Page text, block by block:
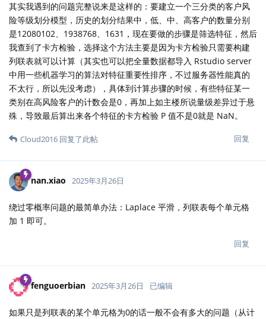
其实我遇到的问题完整说来是这样的：要建立一个三分类的客户风
险等级划分模型，历史的划分结果中，低、中、高客户的数量分别
是12080102、1938768、1631，现在要做的步骤是筛选特征，然后
我查到了卡方检验，选择这个方法主要是因为卡方检验只需要构建
列联表就可以计算（其实也可以把全量数据都导入 Rstudio server
中用一些机器学习的算法对特征重要性排序，不过服务器性能真的
不太行，所以先没考虑），具体到计算步骤的时候，有些特征某一
类别在高风险客户的计数会是0，再加上如主楼所说量级差异过于悬
殊，导致最后算出来各个特征的卡方检验 P 值不是0就是 NaN。
回复
Cloud2016 回复了此帖
nan.xiao 2025年3月26日
绕过零概率问题的最简单办法：Laplace 平滑，列联表每个单元格
加 1 即可。
回复
fenguoerbian 2025年3月26日 已编辑
如果只是列联表的某个单元格为0的话一般不会有多大的问题（从计